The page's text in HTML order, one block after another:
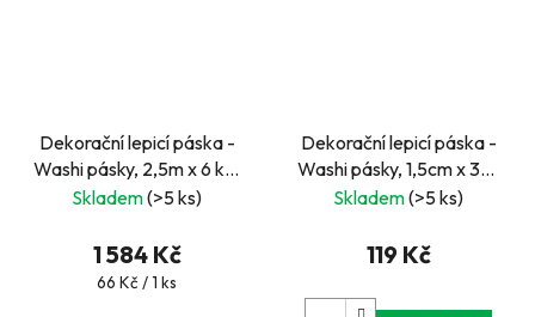
Dekorační lepicí páska -
Washi pásky, 2,5m x 6 ks ,
24 ks v balení
Skladem(>5 ks)
1 584 Kč
Měrná
66 Kč / 1 ks
Dekorační lepicí páska -
Washi pásky, 1,5cm x 3m,
10ks, oranžové
Skladem(>5 ks)
119 Kč